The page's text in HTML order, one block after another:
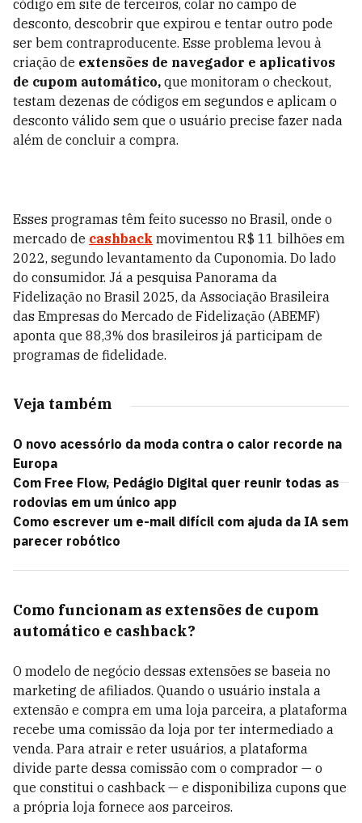
código em site de terceiros, colar no campo de
desconto, descobrir que expirou e tentar outro pode
ser bem contraproducente. Esse problema levou à
criação de extensões de navegador e aplicativos
de cupom automático, que monitoram o checkout,
testam dezenas de códigos em segundos e aplicam o
desconto válido sem que o usuário precise fazer nada
além de concluir a compra.
Esses programas têm feito sucesso no Brasil, onde o
mercado de cashback movimentou R$ 11 bilhões em
2022, segundo levantamento da Cuponomia. Do lado
do consumidor. Já a pesquisa Panorama da
Fidelização no Brasil 2025, da Associação Brasileira
das Empresas do Mercado de Fidelização (ABEMF)
aponta que 88,3% dos brasileiros já participam de
programas de fidelidade.
Veja também
O novo acessório da moda contra o calor recorde na
Europa
Com Free Flow, Pedágio Digital quer reunir todas as
rodovias em um único app
Como escrever um e-mail difícil com ajuda da IA sem
parecer robótico
Como funcionam as extensões de cupom
automático e cashback?
O modelo de negócio dessas extensões se baseia no
marketing de afiliados. Quando o usuário instala a
extensão e compra em uma loja parceira, a plataforma
recebe uma comissão da loja por ter intermediado a
venda. Para atrair e reter usuários, a plataforma
divide parte dessa comissão com o comprador — o
que constitui o cashback — e disponibiliza cupons que
a própria loja fornece aos parceiros.